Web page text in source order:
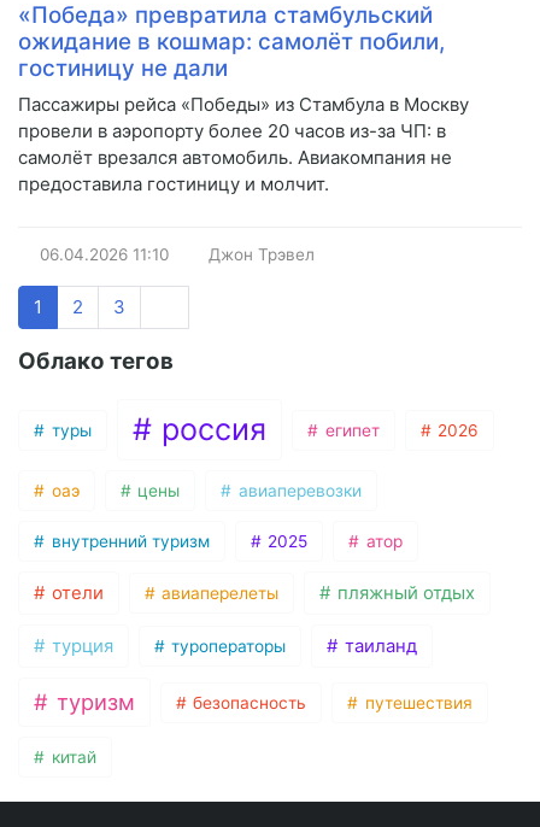
«Победа» превратила стамбульский
ожидание в кошмар: самолёт побили,
гостиницу не дали
Пассажиры рейса «Победы» из Стамбула в Москву
провели в аэропорту более 20 часов из-за ЧП: в
самолёт врезался автомобиль. Авиакомпания не
предоставила гостиницу и молчит.
06.04.2026 11:10 Джон Трэвел
1 2 3
Облако тегов
туры россия египет 2026
оаэ цены авиаперевозки
внутренний туризм 2025 атор
отели авиаперелеты пляжный отдых
турция туроператоры таиланд
туризм безопасность путешествия
китай